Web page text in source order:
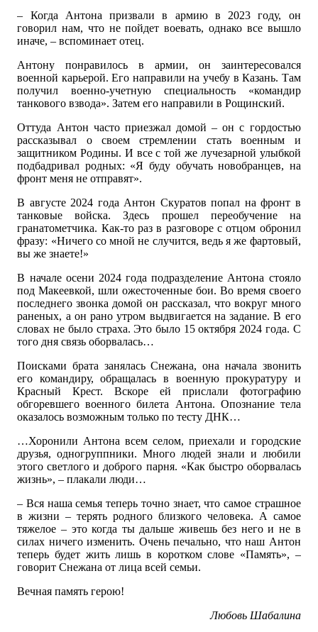
– Когда Антона призвали в армию в 2023 году, он
говорил нам, что не пойдет воевать, однако все вышло
иначе, – вспоминает отец.
Антону понравилось в армии, он заинтересовался
военной карьерой. Его направили на учебу в Казань. Там
получил военно-учетную специальность «командир
танкового взвода». Затем его направили в Рощинский.
Оттуда Антон часто приезжал домой – он с гордостью
рассказывал о своем стремлении стать военным и
защитником Родины. И все с той же лучезарной улыбкой
подбадривал родных: «Я буду обучать новобранцев, на
фронт меня не отправят».
В августе 2024 года Антон Скуратов попал на фронт в
танковые войска. Здесь прошел переобучение на
гранатометчика. Как-то раз в разговоре с отцом обронил
фразу: «Ничего со мной не случится, ведь я же фартовый,
вы же знаете!»
В начале осени 2024 года подразделение Антона стояло
под Макеевкой, шли ожесточенные бои. Во время своего
последнего звонка домой он рассказал, что вокруг много
раненых, а он рано утром выдвигается на задание. В его
словах не было страха. Это было 15 октября 2024 года. С
того дня связь оборвалась…
Поисками брата занялась Снежана, она начала звонить
его командиру, обращалась в военную прокуратуру и
Красный Крест. Вскоре ей прислали фотографию
обгоревшего военного билета Антона. Опознание тела
оказалось возможным только по тесту ДНК…
…Хоронили Антона всем селом, приехали и городские
друзья, одногруппники. Много людей знали и любили
этого светлого и доброго парня. «Как быстро оборвалась
жизнь», – плакали люди…
– Вся наша семья теперь точно знает, что самое страшное
в жизни – терять родного близкого человека. А самое
тяжелое – это когда ты дальше живешь без него и не в
силах ничего изменить. Очень печально, что наш Антон
теперь будет жить лишь в коротком слове «Память», –
говорит Снежана от лица всей семьи.
Вечная память герою!
Любовь Шабалина